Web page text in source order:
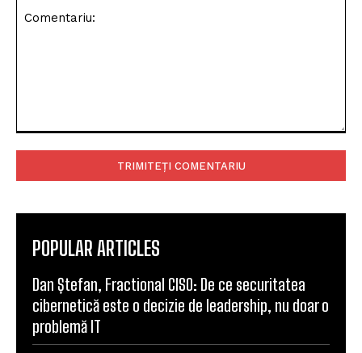
POPULAR ARTICLES
Dan Ștefan, Fractional CISO: De ce securitatea
cibernetică este o decizie de leadership, nu doar o
problemă IT